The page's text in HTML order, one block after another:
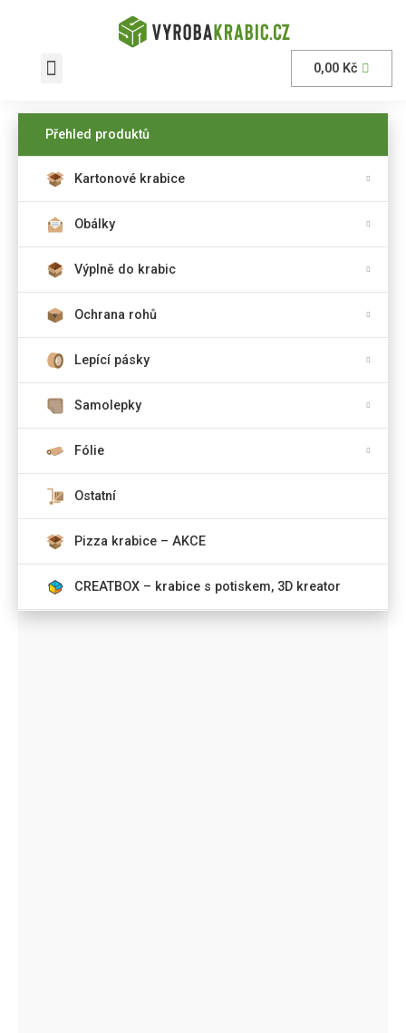
0,00 Kč
Přehled produktů
Kartonové krabice
Obálky
Výplně do krabic
Ochrana rohů
Lepící pásky
Samolepky
Fólie
Ostatní
Pizza krabice – AKCE
CREATBOX – krabice s potiskem, 3D kreator